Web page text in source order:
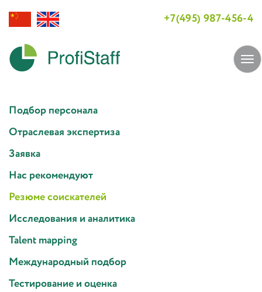
+7(495) 987-456-4
Подбор персонала
Отраслевая экспертиза
Заявка
Нас рекомендуют
Резюме соискателей
Исследования и аналитика
Talent mapping
Международный подбор
Тестирование и оценка